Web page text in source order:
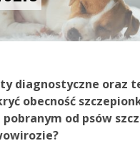
diagnostyczne oraz
obecność
od psów